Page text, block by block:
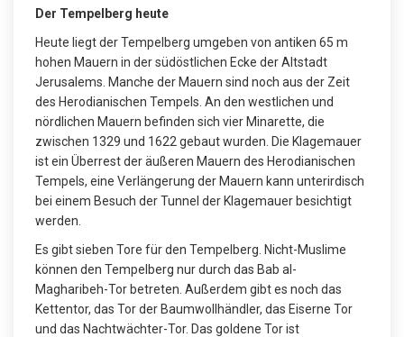
Der Tempelberg heute
Heute liegt der Tempelberg umgeben von antiken 65 m
hohen Mauern in der südöstlichen Ecke der Altstadt
Jerusalems. Manche der Mauern sind noch aus der Zeit
des Herodianischen Tempels. An den westlichen und
nördlichen Mauern befinden sich vier Minarette, die
zwischen 1329 und 1622 gebaut wurden. Die Klagemauer
ist ein Überrest der äußeren Mauern des Herodianischen
Tempels, eine Verlängerung der Mauern kann unterirdisch
bei einem Besuch der Tunnel der Klagemauer besichtigt
werden.
Es gibt sieben Tore für den Tempelberg. Nicht-Muslime
können den Tempelberg nur durch das Bab al-
Magharibeh-Tor betreten. Außerdem gibt es noch das
Kettentor, das Tor der Baumwollhändler, das Eiserne Tor
und das Nachtwächter-Tor. Das goldene Tor ist